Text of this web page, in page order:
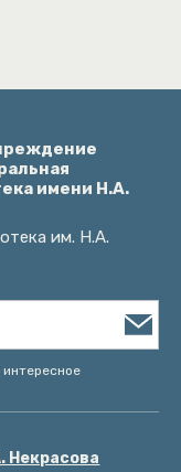
имени Н.А.
им. Н.А.
Некрасова